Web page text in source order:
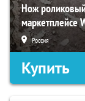
Нож
маркетплейсе
Россия
Купить